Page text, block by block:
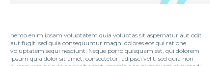
nemo enim ipsam voluptatem quia voluptas sit aspernatur aut odit
aut fugit, sed quia consequuntur magni dolores eos qui ratione
voluptatem sequi nesciunt. Neque porro quisquam est, qui dolorem
ipsum quia dolor sit amet, consectetur, adipisci velit, sed quia non